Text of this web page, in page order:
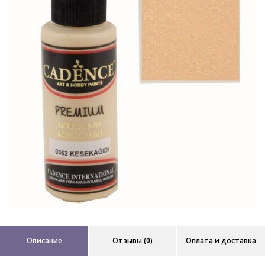
Описание Отзывы (0) Оплата и доставка